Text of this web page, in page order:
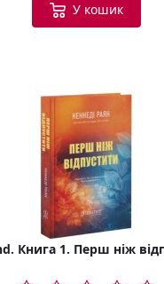
У кошик
Книга 1. Перш ніж